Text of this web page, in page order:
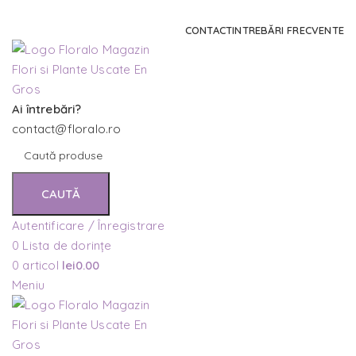
CONTACTINTREBĂRI FRECVENTE
Ai întrebări?
contact@floralo.ro
CAUTĂ
Autentificare / Înregistrare
0 Lista de dorințe
0 articol lei0.00
Meniu